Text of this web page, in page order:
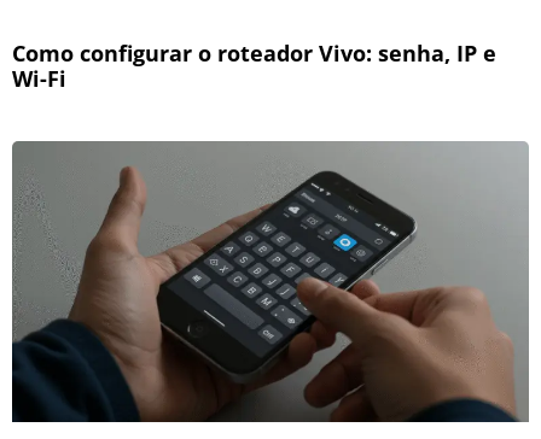
Como configurar o roteador Vivo: senha, IP e
Wi-Fi